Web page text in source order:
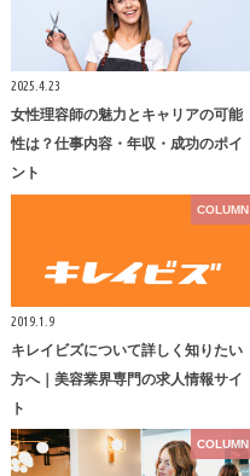
2025.4.23
女性理容師の魅力とキャリアの可能
性は？仕事内容・年収・成功のポイ
ント
COLUMN
2019.1.9
キレイビズについて詳しく知りたい
方へ｜美容業界専門の求人情報サイ
ト
COLUMN